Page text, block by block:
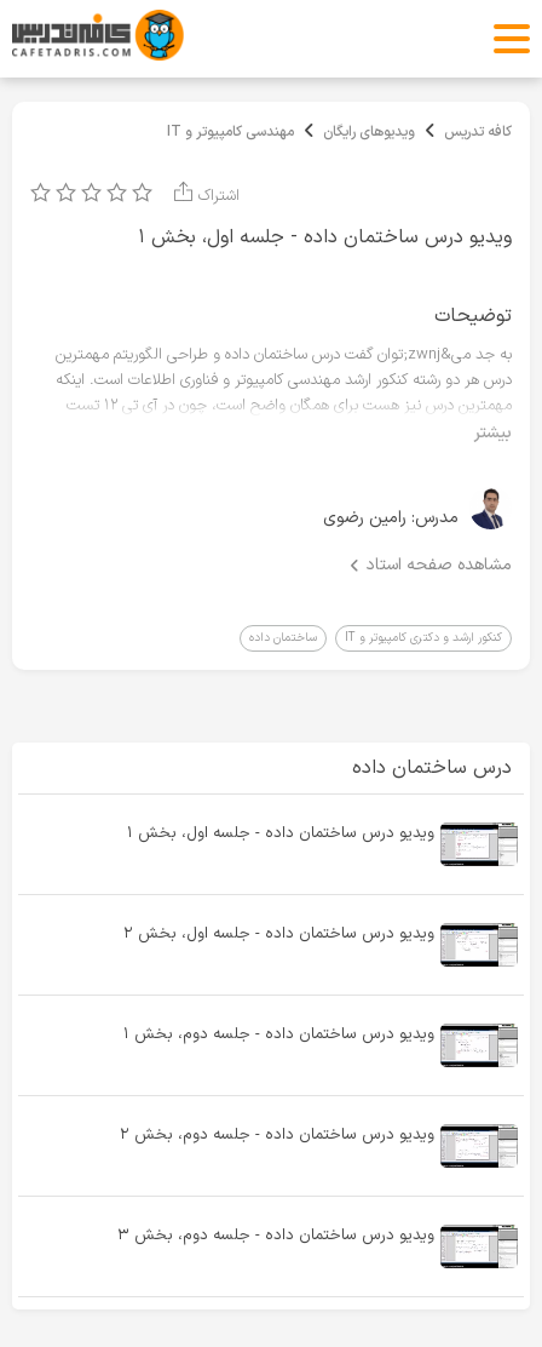
کافه تدریس ویدیوهای رایگان مهندسی کامپیوتر و IT
ویدیو درس ساختمان داده - جلسه اول، بخش ۱
اشتراک
توضیحات
به جد می&zwnj;توان گفت درس ساختمان داده و طراحی الگوریتم مهمترین
درس هر دو رشته کنکور ارشد مهندسی کامپیوتر و فناوری اطلاعات است. اینکه
مهمترین درس نیز هست برای همگان واضح است، چون در آی تی ۱۲ تست
گسسته و ... از حجیم ترین درس&zwnj;های کنکور است.
بیشتر
مدرس: رامین رضوی
مشاهده صفحه استاد
کنکور ارشد و دکتری کامپیوتر و IT ساختمان داده
درس ساختمان داده
ویدیو درس ساختمان داده - جلسه اول، بخش ۱
ویدیو درس ساختمان داده - جلسه اول، بخش ۲
ویدیو درس ساختمان داده - جلسه دوم، بخش ۱
ویدیو درس ساختمان داده - جلسه دوم، بخش ۲
ویدیو درس ساختمان داده - جلسه دوم، بخش ۳